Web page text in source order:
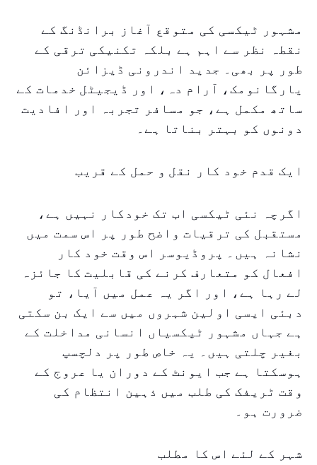
مشہور ٹیکسی کی متوقع آغاز برانڈنگ کے
نقطہ نظر سے اہم ہے بلکہ تکنیکی ترقی کے
طور پر بھی۔ جدید اندرونی ڈیزائن
یارگانومک، آرام دہ، اور ڈیجیٹل خدمات کے
ساتھ مکمل ہے، جو مسافر تجربہ اور افادیت
دونوں کو بہتر بناتا ہے۔
ایک قدم خود کار نقل و حمل کے قریب
اگرچہ نئی ٹیکسی اب تک خودکار نہیں ہے،
مستقبل کی ترقیات واضح طور پر اس سمت میں
نشانہ ہیں۔ پروڈیوسر اس وقت خود کار
افعال کو متعارف کرنے کی قابلیت کا جائزہ
لے رہا ہے، اور اگر یہ عمل میں آیا، تو
دبئی ایسی اولین شہروں میں سے ایک بن سکتی
ہے جہاں مشہور ٹیکسیاں انسانی مداخلت کے
بغیر چلتی ہیں۔ یہ خاص طور پر دلچسپ
ہوسکتا ہے جب ایونٹ کے دوران یا عروج کے
وقت ٹریفک کی طلب میں ذہین انتظام کی
ضرورت ہو۔
شہر کے لئے اس کا مطلب